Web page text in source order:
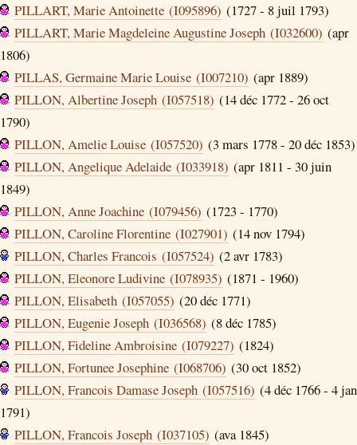
PILLART, Marie Antoinette (I095896) (1727 - 8 juil 1793)
PILLART, Marie Magdeleine Augustine Joseph (I032600) (apr
1806)
PILLAS, Germaine Marie Louise (I007210) (apr 1889)
PILLON, Albertine Joseph (I057518) (14 déc 1772 - 26 oct
1790)
PILLON, Amelie Louise (I057520) (3 mars 1778 - 20 déc 1853)
PILLON, Angelique Adelaide (I033918) (apr 1811 - 30 juin
1849)
PILLON, Anne Joachine (I079456) (1723 - 1770)
PILLON, Caroline Florentine (I027901) (14 nov 1794)
PILLON, Charles Francois (I057524) (2 avr 1783)
PILLON, Eleonore Ludivine (I078935) (1871 - 1960)
PILLON, Elisabeth (I057055) (20 déc 1771)
PILLON, Eugenie Joseph (I036568) (8 déc 1785)
PILLON, Fideline Ambroisine (I079227) (1824)
PILLON, Fortunee Josephine (I068706) (30 oct 1852)
PILLON, Francois Damase Joseph (I057516) (4 déc 1766 - 4 jan
1791)
PILLON, Francois Joseph (I037105) (ava 1845)